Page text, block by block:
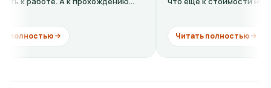
Читать полностью